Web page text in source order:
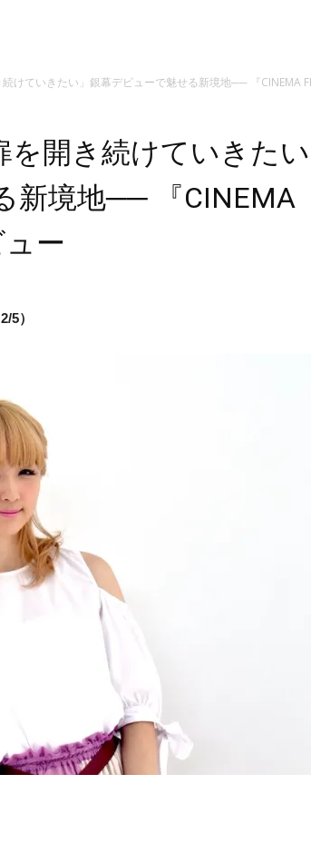
けていきたい」銀幕デビューで魅せる新境地── 『CINEMA
開き続けていきたい
新境地── 『CINEMA
ュー
5）